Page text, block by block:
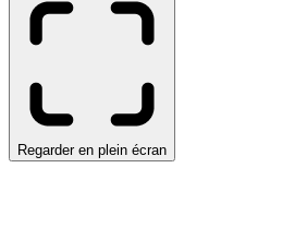
Regarder en plein écran